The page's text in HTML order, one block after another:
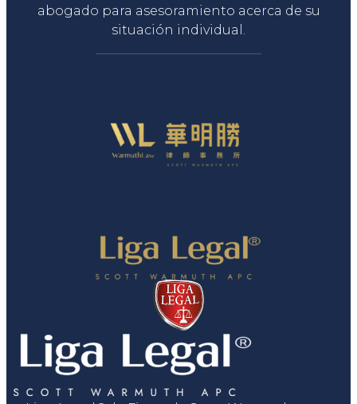
abogado para asesoramiento acerca de su
situación individual.